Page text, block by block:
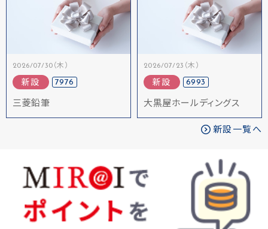
2026/07/30（木）
新設 7976
三菱鉛筆
2026/07/23（木）
新設 6993
大黒屋ホールディングス
新設一覧へ